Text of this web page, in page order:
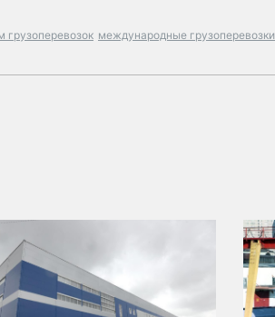
грузоперевозок международные грузоперевозки